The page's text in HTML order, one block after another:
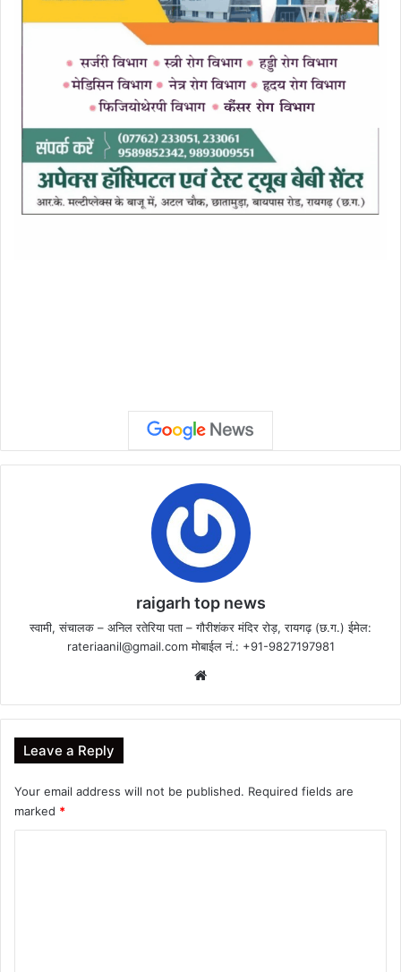
raigarh top news
स्वामी, संचालक – अनिल रतेरिया पता – गौरीशंकर मंदिर रोड़, रायगढ़ (छ.ग.) ईमेल:
rateriaanil@gmail.comमोबाईल नं.: +91-9827197981
Leave a Reply
Your email address will not be published. Required fields are
marked *